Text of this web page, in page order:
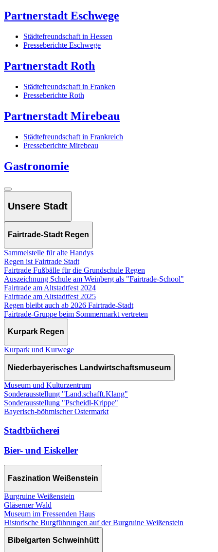
Partnerstadt Eschwege
Städtefreundschaft in Hessen
Presseberichte Eschwege
Partnerstadt Roth
Städtefreundschaft in Franken
Presseberichte Roth
Partnerstadt Mirebeau
Städtefreundschaft in Frankreich
Presseberichte Mirebeau
Gastronomie
Unsere Stadt
Fairtrade-Stadt Regen
Sammelstelle für alte Handys
Regen ist Fairtrade Stadt
Fairtrade Fußbälle für die Grundschule Regen
Auszeichnung Schule am Weinberg als "Fairtrade-School"
Fairtrade am Altstadtfest 2024
Fairtrade am Altstadtfest 2025
Regen bleibt auch ab 2026 Fairtrade-Stadt
Fairtrade-Gruppe beim Sommermarkt vertreten
Kurpark Regen
Kurpark und Kurwege
Niederbayerisches Landwirtschaftsmuseum
Museum und Kulturzentrum
Sonderausstellung "Land.schafft.Klang"
Sonderausstellung "Pscheidl-Krippe"
Bayerisch-böhmischer Ostermarkt
Stadtbücherei
Bier- und Eiskeller
Faszination Weißenstein
Burgruine Weißenstein
Gläserner Wald
Museum im Fressenden Haus
Historische Burgführungen auf der Burgruine Weißenstein
Bibelgarten Schweinhütt